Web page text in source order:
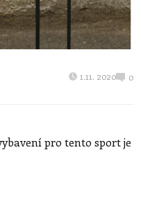
1.11. 2020 0
pro tento sport je